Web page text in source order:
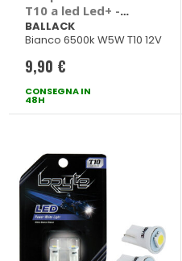
T10 a led Led+ -
BALLACK
BALLACK
Bianco 6500k W5W T10 12V
9,90 €
CONSEGNA IN
48H